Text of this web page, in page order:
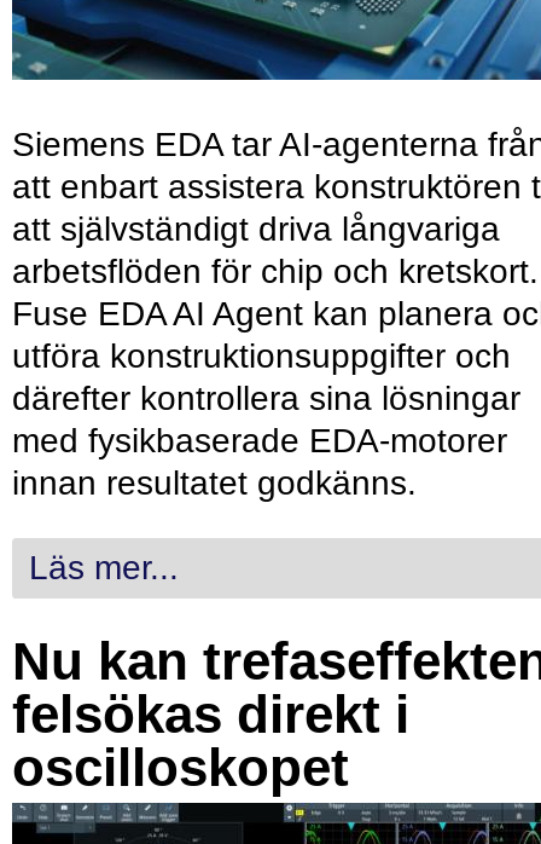
Siemens EDA tar AI-agenterna
att enbart assistera konstruktören
att självständigt driva långvariga
arbetsflöden för chip och kretskort.
Fuse EDA AI Agent kan planera
utföra konstruktionsuppgifter och
därefter kontrollera sina lösningar
med fysikbaserade EDA-motorer
innan resultatet godkänns.
Läs mer...
Nu kan
felsökas direkt i
oscilloskopet